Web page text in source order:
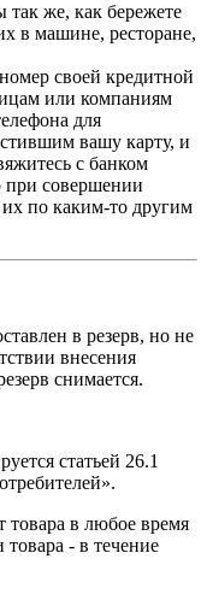
так же, как бережете
в машине, ресторане,
своей кредитной
или компаниям
для
вашу карту, и
с банком
при совершении
по каким-то другим
в резерв, но не
внесения
снимается.
статьей 26.1
товара в любое время
товара - в течение